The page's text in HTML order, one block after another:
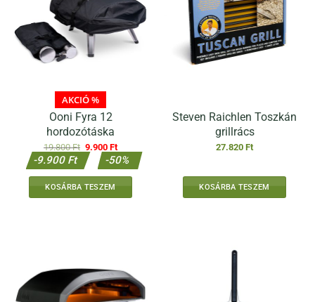
AKCIÓ %
Ooni Fyra 12
hordozótáska
19.800Ft Original
price
was:
9.900 FtCurrent
price
is:
-9.900 Ft -50%
KOSÁRBA TESZEM
Steven Raichlen Toszkán
grillrács
27.820 Ft
KOSÁRBA TESZEM